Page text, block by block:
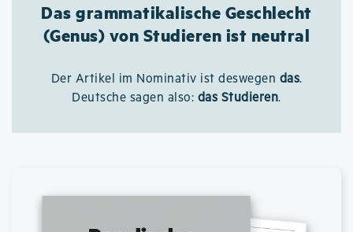
Das grammatikalische Geschlecht
(Genus) von Studieren ist neutral
Der Artikel im Nominativ ist deswegen das.
Deutsche sagen also: das Studieren.